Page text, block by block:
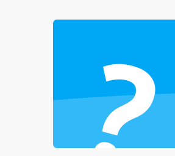
аккумулятором
?